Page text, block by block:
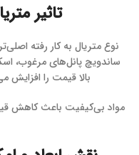
تاثیر
نوع متریال به کار رفته
ساندویچ پانل‌های مرغوب،
بالا قیمت را افزایش
مواد بی‌کیفیت باعث کاهش